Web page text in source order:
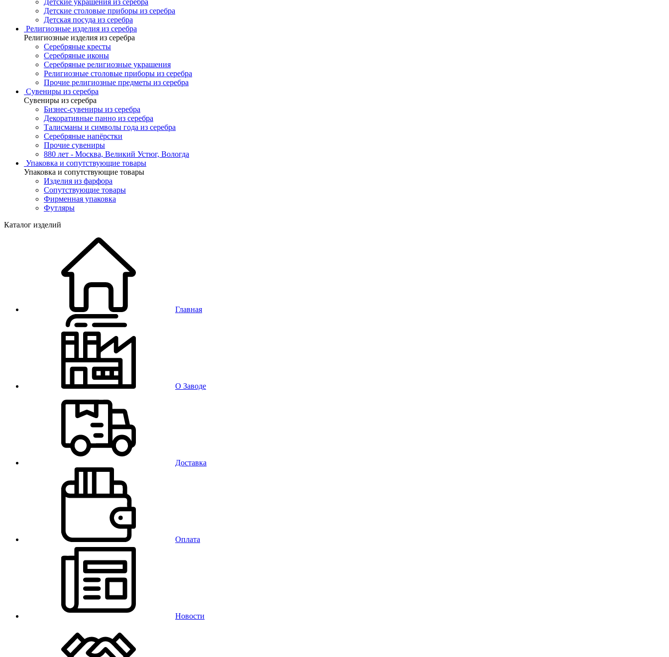
Детские украшения из серебра
Детские столовые приборы из серебра
Детская посуда из серебра
Религиозные изделия из серебра
Религиозные изделия из серебра
Серебряные кресты
Серебряные иконы
Серебряные религиозные украшения
Религиозные столовые приборы из серебра
Прочие религиозные предметы из серебра
Сувениры из серебра
Сувениры из серебра
Бизнес-сувениры из серебра
Декоративные панно из серебра
Талисманы и символы года из серебра
Серебряные напёрстки
Прочие сувениры
880 лет - Москва, Великий Устюг, Вологда
Упаковка и сопутствующие товары
Упаковка и сопутствующие товары
Изделия из фарфора
Сопутствующие товары
Фирменная упаковка
Футляры
Каталог изделий
Главная
О Заводе
Доставка
Оплата
Новости